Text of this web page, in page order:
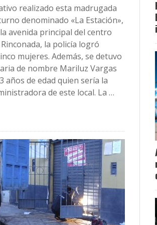
realizado esta madrugada
denominado «La Estación»,
avenida principal del centro
la policía logró
mujeres. Además, se detuvo
de nombre Mariluz Vargas
años de edad quien sería la
de este local. La …